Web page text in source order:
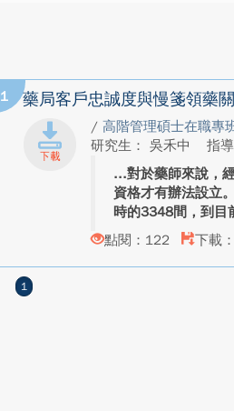
1 藥局客戶忠誠度與慢箋領藥
/ 高階管理碩士在職專
研究生： 吳禾中
指
對於藥師來說，
資格才有辦法設立
時的3348間，到目
點閱：122
下載
1